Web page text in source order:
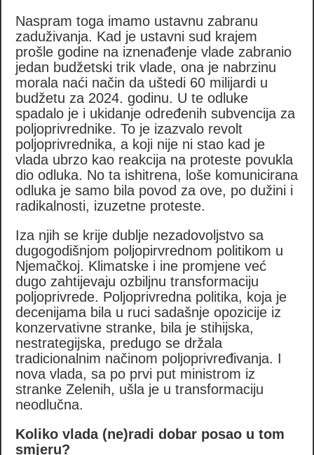
Naspram toga imamo ustavnu zabranu
zaduživanja. Kad je ustavni sud krajem
prošle godine na iznenađenje vlade zabranio
jedan budžetski trik vlade, ona je nabrzinu
morala naći način da uštedi 60 milijardi u
budžetu za 2024. godinu. U te odluke
spadalo je i ukidanje određenih subvencija za
poljoprivrednike. To je izazvalo revolt
poljoprivrednika, a koji nije ni stao kad je
vlada ubrzo kao reakcija na proteste povukla
dio odluka. No ta ishitrena, loše komunicirana
odluka je samo bila povod za ove, po dužini i
radikalnosti, izuzetne proteste.
Iza njih se krije dublje nezadovoljstvo sa
dugogodišnjom poljopirvrednom politikom u
Njemačkoj. Klimatske i ine promjene već
dugo zahtijevaju ozbiljnu transformaciju
poljoprivrede. Poljoprivredna politika, koja je
decenijama bila u ruci sadašnje opozicije iz
konzervativne stranke, bila je stihijska,
nestrategijska, predugo se držala
tradicionalnim načinom poljoprivređivanja. I
nova vlada, sa po prvi put ministrom iz
stranke Zelenih, ušla je u transformaciju
neodlučna.
Koliko vlada (ne)radi dobar posao u tom
smjeru?